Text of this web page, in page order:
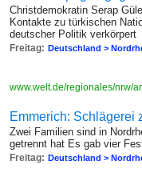
Christdemokratin Serap
Kontakte zu türkischen
deutscher Politik verkörpert
Freitag: Deutschland >
www.welt.de/regionales/nrw/
Emmerich: Schlägerei
Zwei Familien sind in
getrennt hat Es gab vier
Freitag: Deutschland >